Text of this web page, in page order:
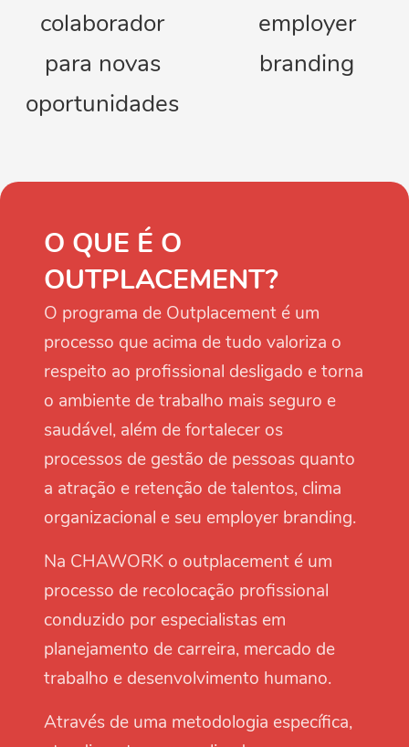
colaborador
para novas
oportunidades
employer
branding
O QUE É O
OUTPLACEMENT?
O programa de Outplacement é um
processo que acima de tudo valoriza o
respeito ao profissional desligado e torna
o ambiente de trabalho mais seguro e
saudável, além de fortalecer os
processos de gestão de pessoas quanto
a atração e retenção de talentos, clima
organizacional e seu employer branding.
Na CHAWORK o outplacement é um
processo de recolocação profissional
conduzido por especialistas em
planejamento de carreira, mercado de
trabalho e desenvolvimento humano.
Através de uma metodologia específica,